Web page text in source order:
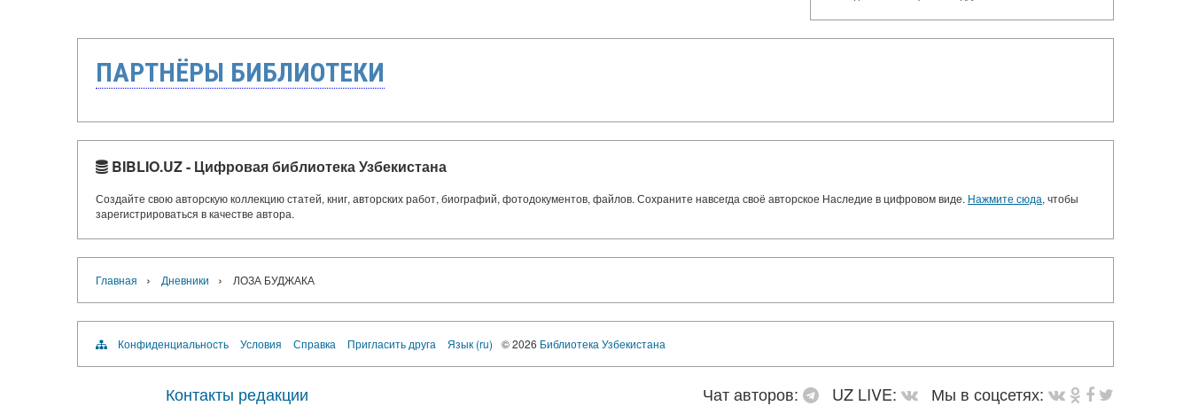
ПАРТНЁРЫ БИБЛИОТЕКИ
BIBLIO.UZ - Цифровая библиотека Узбекистана
Создайте свою авторскую коллекцию статей, книг, авторских работ, биографий, фотодокументов, файлов. Сохраните навсегда своё авторское Наследие в цифровом виде. Нажмите сюда, чтобы
зарегистрироваться в качестве автора.
Главная › Дневники › ЛОЗА БУДЖАКА
Конфиденциальность Условия Справка Пригласить друга Язык (ru) © 2026 Библиотека Узбекистана
Контакты редакции Чат авторов: UZ LIVE:
Мы в соцсетях: